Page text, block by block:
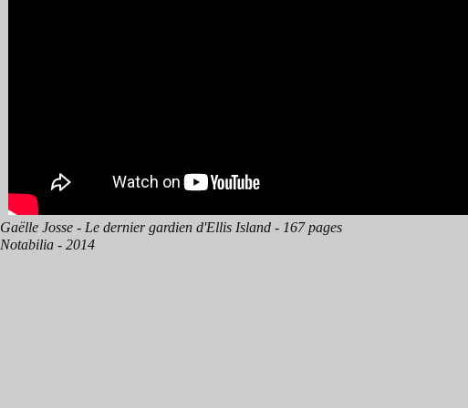
Gaëlle Josse - Le dernier gardien d'Ellis Island - 167 pages
Notabilia - 2014